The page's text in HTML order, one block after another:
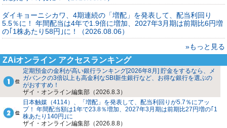
ダイキョーニシカワ、4期連続の「増配」を発表して、配当利回り
5.5％に！ 年間配当は4年で1.9倍に増加、2027年3月期は前期比6円増
の｢1株あたり58円｣に！（2026.08.06）
»もっと見る
ZAiオンライン アクセスランキング
定期預金の金利が高い銀行ランキング[2026年8月] 貯金をするなら、メ
ガバンクの3倍以上も高金利なSBI新生銀行など、お得な銀行を選ぶの
がおすすめ！
ザイ・オンライン編集部（2026.8.3）
日本触媒（4114）、「増配」を発表して、配当利回りが5.7％にアッ
プ！ 年間配当額は1年で23.8％増加、2027年3月期は前期比27円増の｢1
株あたり140円｣に
ザイ・オンライン編集部（2026.8.8）